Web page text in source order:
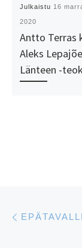
Julkaistu 16
2020
Antto Terras
Aleks
Länteen -